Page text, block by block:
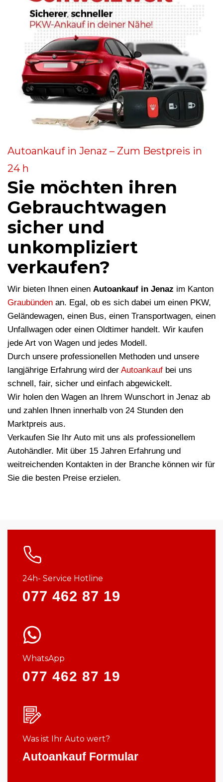
Autoankauf in Jenaz – Zum Bestpreis in
24 h
Sie möchten ihren
Gebrauchtwagen
sicher und
unkompliziert
verkaufen?
Wir bieten Ihnen einen Autoankauf in Jenaz im Kanton
Graubünden an. Egal, ob es sich dabei um einen PKW,
Geländewagen, einen Bus, einen Transportwagen, einen
Unfallwagen oder einen Oldtimer handelt. Wir kaufen
jede Art von Wagen und jedes Modell.
Durch unsere professionellen Methoden und unsere
langjährige Erfahrung wird der Autoankauf bei uns
schnell, fair, sicher und einfach abgewickelt.
Wir holen den Wagen an Ihrem Wunschort in Jenaz ab
und zahlen Ihnen innerhalb von 24 Stunden den
Marktpreis aus.
Verkaufen Sie Ihr Auto mit uns als professionellem
Autohändler. Mit über 15 Jahren Erfahrung und
weitreichenden Kontakten in der Branche können wir für
Sie die besten Preise erzielen.
24h- Service Hotline
077 462 87 19
WhatsApp
077 462 87 19
Was ist Ihr Auto wert?
Autoankauf Formular